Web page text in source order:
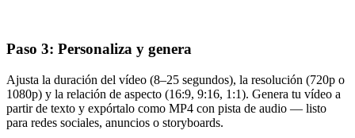
Paso 3: Personaliza y genera
Ajusta la duración del vídeo (8–25 segundos), la resolución (720p o
1080p) y la relación de aspecto (16:9, 9:16, 1:1). Genera tu vídeo a
partir de texto y expórtalo como MP4 con pista de audio — listo
para redes sociales, anuncios o storyboards.